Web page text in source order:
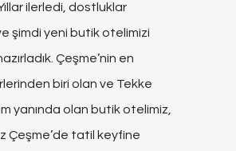
ilerledi, dostluklar
şimdi yeni butik otelimizi
Çeşme’nin en
biri olan ve Tekke
yanında olan butik otelimiz,
Çeşme’de tatil keyfine